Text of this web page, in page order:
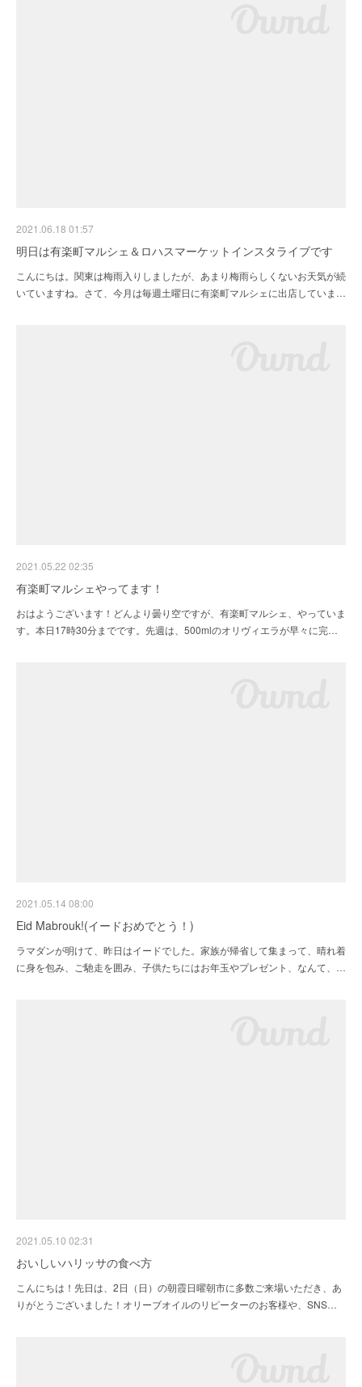
2021.06.18 01:57
明日は有楽町マルシェ＆ロハスマーケットインスタライブです
こんにちは。関東は梅雨入りしましたが、あまり梅雨らしくないお天気が続
いていますね。さて、今月は毎週土曜日に有楽町マルシェに出店していま…
2021.05.22 02:35
有楽町マルシェやってます！
おはようございます！どんより曇り空ですが、有楽町マルシェ、やっていま
す。本日17時30分までです。先週は、500mlのオリヴィエラが早々に完…
2021.05.14 08:00
Eid Mabrouk!(イードおめでとう！)
ラマダンが明けて、昨日はイードでした。家族が帰省して集まって、晴れ着
に身を包み、ご馳走を囲み、子供たちにはお年玉やプレゼント、なんて、…
2021.05.10 02:31
おいしいハリッサの食べ方
こんにちは！先日は、2日（日）の朝霞日曜朝市に多数ご来場いただき、あ
りがとうございました！オリーブオイルのリピーターのお客様や、SNS…